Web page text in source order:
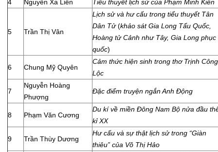
4 Nguyễn Xa Liên Tiểu thuyết lịch sử của Phạm Minh Kiên
5 Trần Thị Vân
Lịch sử và hư cấu trong tiểu thuyết Tân
Dân Tử(khảo sát Gia Long Tẩu Quốc,
Hoàng tử Cảnh như Tây, Gia Long phục
quốc)
6 Chung Mỹ Quyên
Cảm thức hiện sinh trong thơ Trịnh Công
Lộc
7
Nguyễn Hoàng
Phượng
Đặc điểm truyện ngắn Anh Động
8 Phạm Văn Cương
Du kí về miền Đông Nam Bộ nửa đầu
kỉ XX
9 Trần Thùy Dương
Hư cấu và sự thật lịch sử trong “Giàn
thiêu” của Võ Thị Hảo